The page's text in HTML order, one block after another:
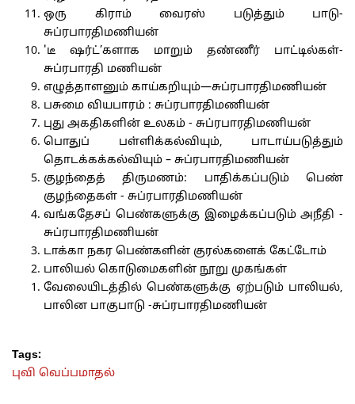
ஒரு கிராம் வைரஸ் படுத்தும் பாடு-
சுப்ரபாரதிமணியன்
'டீ ஷர்ட்’களாக மாறும் தண்ணீர் பாட்டில்கள்-
சுப்ரபாரதி மணியன்
எழுத்தாளனும் காய்கறியும்—சுப்ரபாரதிமணியன்
பசுமை வியபாரம் : சுப்ரபாரதிமணியன்
புது அகதிகளின் உலகம் - சுப்ரபாரதிமணியன்
பொதுப் பள்ளிக்கல்வியும், பாடாய்படுத்தும்
தொடக்கக்கல்வியும் – சுப்ரபாரதிமணியன்
குழந்தைத் திருமணம்: பாதிக்கப்படும் பெண்
குழந்தைகள் - சுப்ரபாரதிமணியன்
வங்கதேசப் பெண்களுக்கு இழைக்கப்படும் அநீதி -
சுப்ரபாரதிமணியன்
டாக்கா நகர பெண்களின் குரல்களைக் கேட்டோம்
பாலியல் கொடுமைகளின் நூறு முகங்கள்
வேலையிடத்தில் பெண்களுக்கு ஏற்படும் பாலியல்,
பாலின பாகுபாடு -சுப்ரபாரதிமணியன்
Tags:
புவி வெப்பமாதல்